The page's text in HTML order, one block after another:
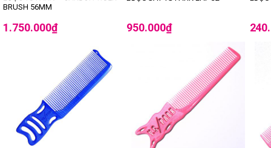
BRUSH 56MM
1.750.000₫ 950.000₫